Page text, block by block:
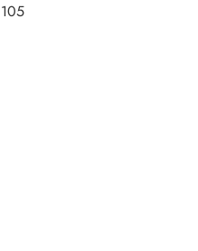
105